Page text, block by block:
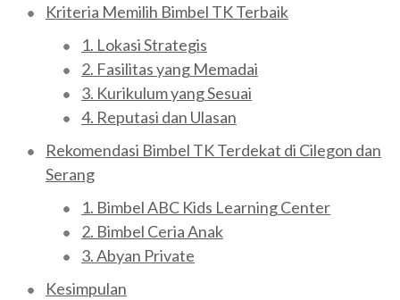
Kriteria Memilih Bimbel TK Terbaik
1. Lokasi Strategis
2. Fasilitas yang Memadai
3. Kurikulum yang Sesuai
4. Reputasi dan Ulasan
Rekomendasi Bimbel TK Terdekat di Cilegon dan
Serang
1. Bimbel ABC Kids Learning Center
2. Bimbel Ceria Anak
3. Abyan Private
Kesimpulan